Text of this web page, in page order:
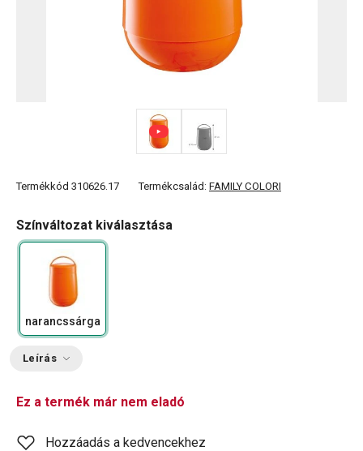
Termékkód 310626.17 Termékcsalád: FAMILY COLORI
Színváltozat kiválasztása
narancssárga
Leírás
Ez a termék már nem eladó
Hozzáadás a kedvencekhez